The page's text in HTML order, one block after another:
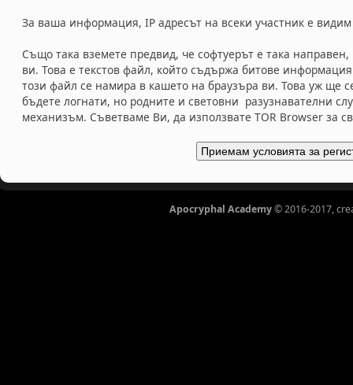
За ваша информация, IP адресът на всеки участник е
Също така вземете предвид, че софтуерът е така
ви. Това е текстов файл, който съдържа битове
този файл се намира в кашето на браузъра ви. Това уж ще
бъдете логнати, но родните и световни разузнавателни
механизъм. Съветваме Ви, да използвате TOR Browser за
Apocryphal Academy© 2016-2017,